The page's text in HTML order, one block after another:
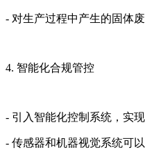
- 对生产过程中产生的固体
4. 智能化合规管控
- 引入智能化控制系统，实
- 传感器和机器视觉系统可